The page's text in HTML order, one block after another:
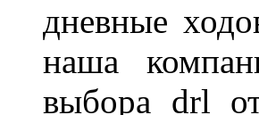
дневные
наша
выбора drl